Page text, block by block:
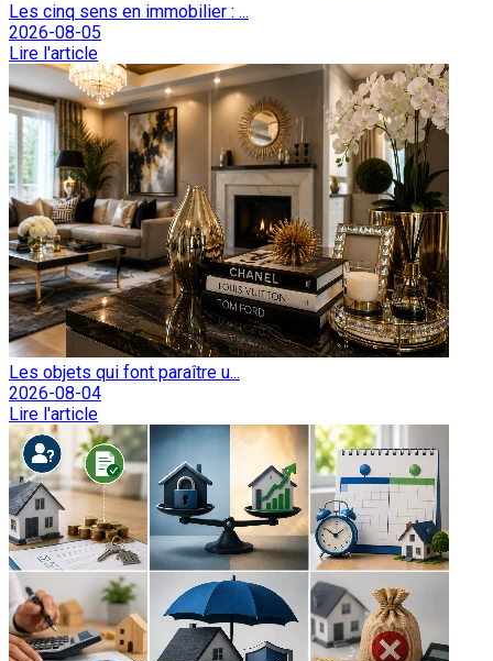
Les cinq sens en immobilier : ...
2026-08-05
Lire l'article
Les objets qui font paraître u...
2026-08-04
Lire l'article